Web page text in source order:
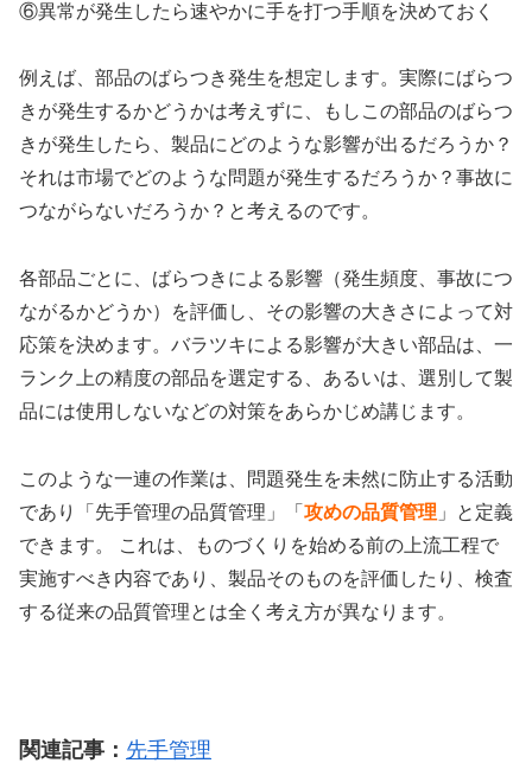
⑥異常が発生したら速やかに手を打つ手順を決めておく
例えば、部品のばらつき発生を想定します。実際にばらつ
きが発生するかどうかは考えずに、もしこの部品のばらつ
きが発生したら、製品にどのような影響が出るだろうか？
それは市場でどのような問題が発生するだろうか？事故に
つながらないだろうか？と考えるのです。
各部品ごとに、ばらつきによる影響（発生頻度、事故につ
ながるかどうか）を評価し、その影響の大きさによって対
応策を決めます。バラツキによる影響が大きい部品は、一
ランク上の精度の部品を選定する、あるいは、選別して製
品には使用しないなどの対策をあらかじめ講じます。
このような一連の作業は、問題発生を未然に防止する活動
であり「先手管理の品質管理」「 攻めの品質管理 」と定義
できます。 これは、ものづくりを始める前の上流工程で
実施すべき内容であり、製品そのものを評価したり、検査
する従来の品質管理とは全く考え方が異なります。
関連記事： 先手管理